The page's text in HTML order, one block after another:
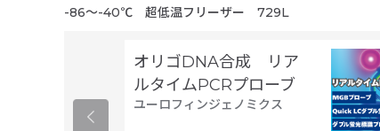
-86～-40℃ 超低温フリーザー 729L
オリゴDNA合成 リア
ルタイムPCRプローブ
ユーロフィンジェノミクス